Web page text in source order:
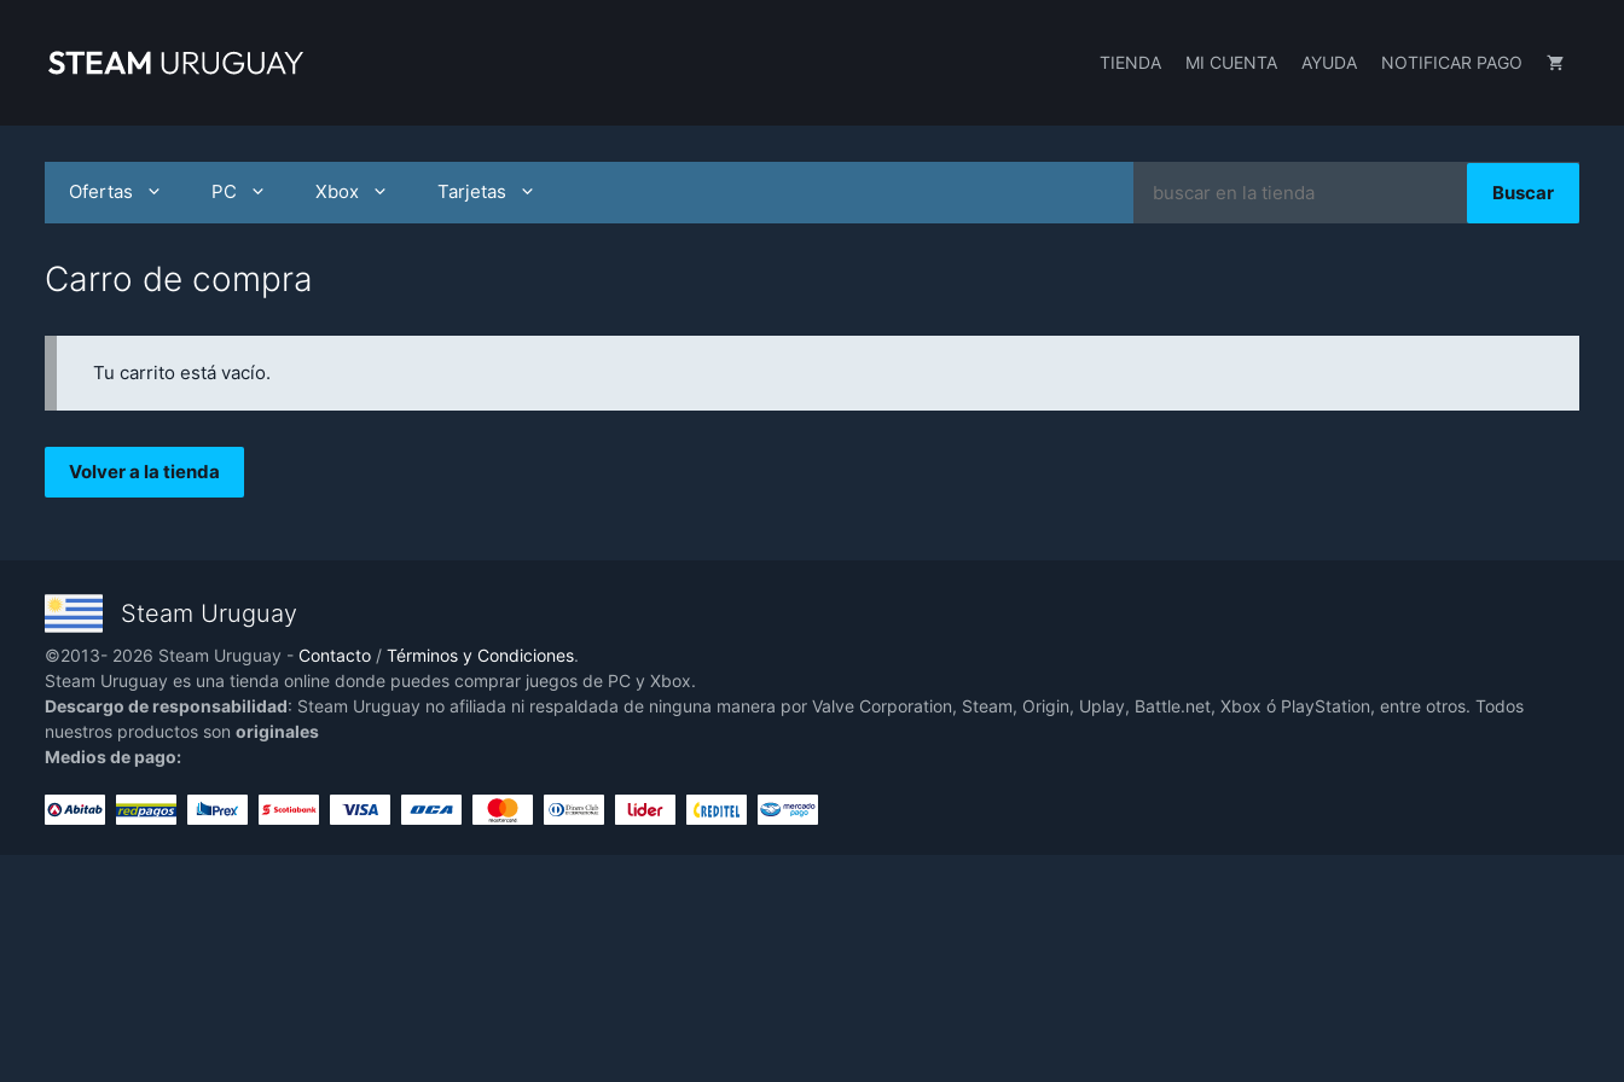
contenido
TIENDA MI CUENTA AYUDA NOTIFICAR PAGO
Ofertas PC Xbox Tarjetas Search
Carro de compra
Tu carrito está vacío.
Volver a la tienda
Steam Uruguay
©2013- 2026 Steam Uruguay - Contacto / Términos y Condiciones.
Steam Uruguay es una tienda online donde puedes comprar juegos de PC y Xbox.
Descargo de responsabilidad: Steam Uruguay no afiliada ni respaldada de ninguna manera por Valve Corporation, Steam, Origin, Uplay, Battle.net, Xbox ó PlayStation, entre otros. Todos
nuestros productos son originales
Medios de pago: